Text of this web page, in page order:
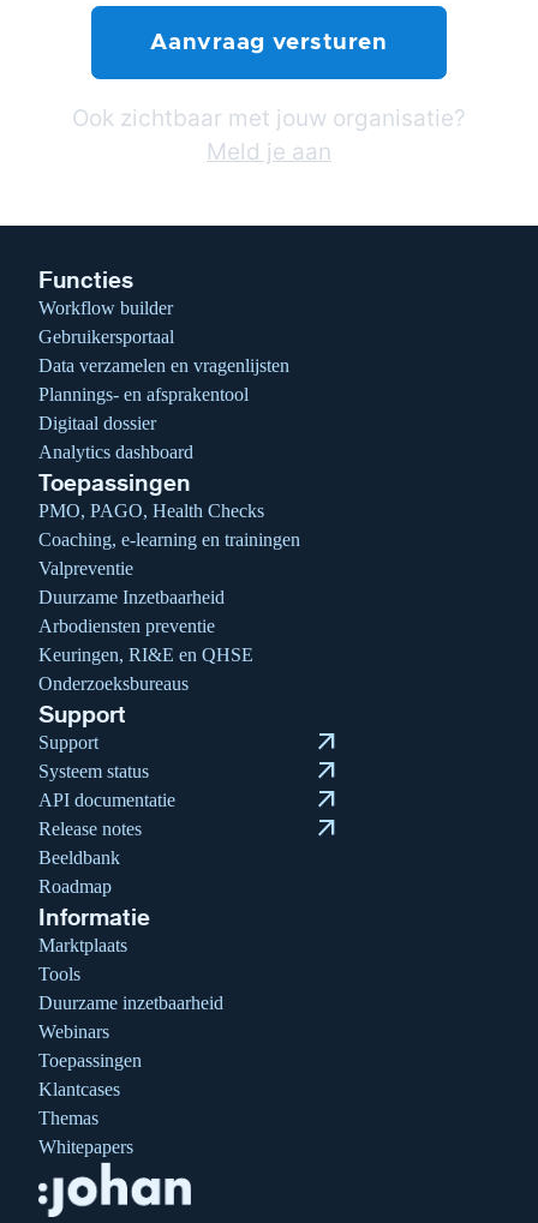
Ook zichtbaar met jouw organisatie?
Meld je aan
Functies
Workflow builder
Gebruikersportaal
Data verzamelen en vragenlijsten
Plannings- en afsprakentool
Digitaal dossier
Analytics dashboard
Toepassingen
PMO, PAGO, Health Checks
Coaching, e-learning en trainingen
Valpreventie
Duurzame Inzetbaarheid
Arbodiensten preventie
Keuringen, RI&E en QHSE
Onderzoeksbureaus
Support
Support arrow_outward
Systeem status arrow_outward
API documentatie arrow_outward
Release notes arrow_outward
Beeldbank
Roadmap
Informatie
Marktplaats
Tools
Duurzame inzetbaarheid
Webinars
Toepassingen
Klantcases
Themas
Whitepapers